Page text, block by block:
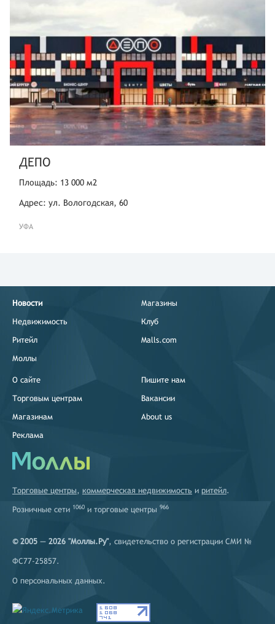
ДЕПО
Площадь: 13 000 м2
Адрес: ул. Вологодская, 60
УФА
Новости
Недвижимость
Ритейл
Моллы
Магазины
Клуб
Malls.com
О сайте
Торговым центрам
Магазинам
Реклама
Пишите нам
Вакансии
About us
Торговые центры, коммерческая недвижимость и ритейл.
Розничные сети 1060 и торговые центры 966
© 2005 — 2026 "Моллы.Ру", свидетельство о регистрации СМИ №
ФС77-25857.
О персональных данных.